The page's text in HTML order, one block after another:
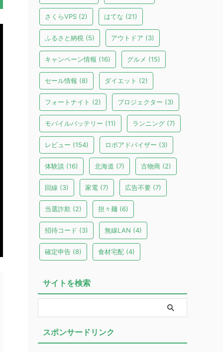
さくらVPS (2) はてな (21)
ふるさと納税 (5) アウトドア (3)
キャンペーン情報 (16) グルメ (15)
セール情報 (8) ダイエット (2)
フォートナイト (2) プロジェクター (3)
モバイルバッテリー (11) ランニング (7)
レビュー (154) ロボアドバイザー (3)
体験談 (16) 北海道 (7) 古物商 (2)
回線 (3) 家電 (7) 広告不要 (7)
当選詐欺 (2) 担々麺 (6)
招待コード (3) 無線LAN (4)
確定申告 (8) 食材宅配 (4)
サイトを検索
スポンサードリンク